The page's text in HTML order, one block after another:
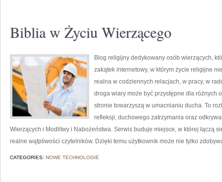
Biblia w Życiu Wierzącego
Blog religijny dedykowany osób wierzących,
zakątek internetowy, w którym życie religijne
realna w codziennych relacjach, w pracy, w
droga wiary może być przystępne dla różnych
stronie towarzyszą w umacnianiu ducha. To
refleksji, duchowego zatrzymania oraz
Wierzących i Modlitwy i Nabożeństwa. Serwis buduje miejsce, w której łączą
realne wątpliwości czytelników. Dzięki temu użytkownik może nie tylko
CATEGORIES: NOWE TECHNOLOGIE